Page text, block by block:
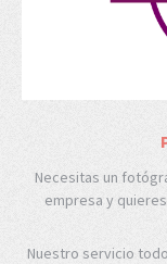
Necesitas un
empresa y
Nuestro servicio